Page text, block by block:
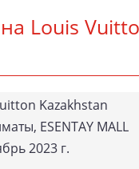
Lo­uis
Kazakhstan
ESENTAY MALL
2023 г.